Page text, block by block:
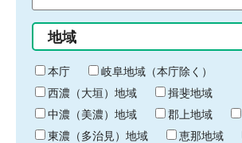
始
り
間
終
わ
り
地域
本庁
岐阜地域（本庁除く）
西濃（大垣）地域
揖斐地域
中濃（美濃）地域
郡上地域
東濃（多治見）地域
恵那地域